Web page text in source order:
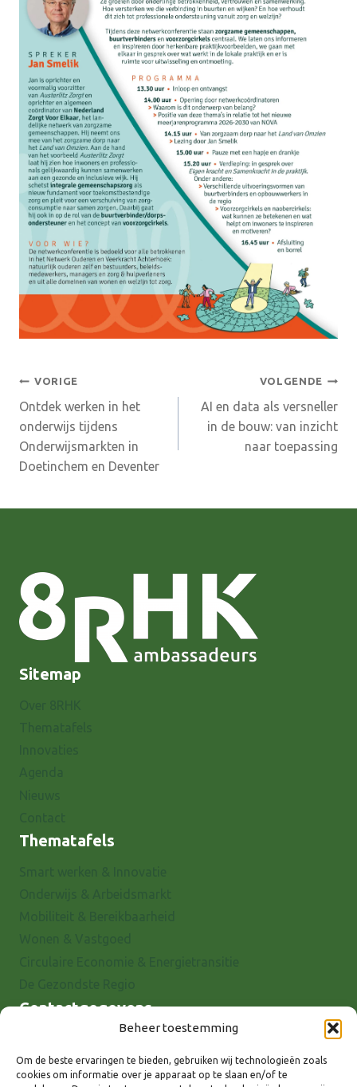
Beheer toestemming
Om de beste ervaringen te bieden, gebruiken wij technologieën zoals
cookies om informatie over je apparaat op te slaan en/of te
Bericht
navigatie
VORIGE
Ontdek werken in het
onderwijs tijdens
Onderwijsmarkten in
Doetinchem en Deventer
VOLGENDE
AI en data als versneller
in de bouw: van inzicht
naar toepassing
Sitemap
Thematafels
Contactgegevens
7001 EX Doetinchem
E-mail: info@8rhk.nl